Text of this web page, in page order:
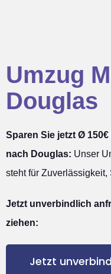
Umzug
Douglas
Sparen Sie jetzt Ø
nach Douglas: Unser
steht für
Jetzt unverbindlich
ziehen:
Jetzt